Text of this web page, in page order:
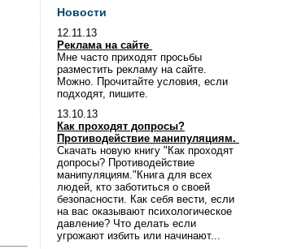
Новости
12.11.13
Реклама на сайте
Мне часто приходят просьбы
разместить рекламу на сайте.
Можно. Прочитайте условия, если
подходят, пишите.
13.10.13
Как проходят допросы?
Противодействие манипуляциям.
Скачать новую книгу "Как проходят
допросы? Противодействие
манипуляциям."Книга для всех
людей, кто заботиться о своей
безопасности. Как себя вести, если
на вас оказывают психологическое
давление? Что делать если
угрожают избить или начинают...